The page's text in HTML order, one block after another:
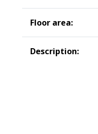
Floor area:
Description: